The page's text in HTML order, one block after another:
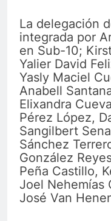
La delegación
integrada por
en Sub-10;
Yalier David
Yasly Maciel
Anabell
Elixandra
Pérez López,
Sangilbert
Sánchez
González
Peña Castillo,
Joel Nehemías
José Van